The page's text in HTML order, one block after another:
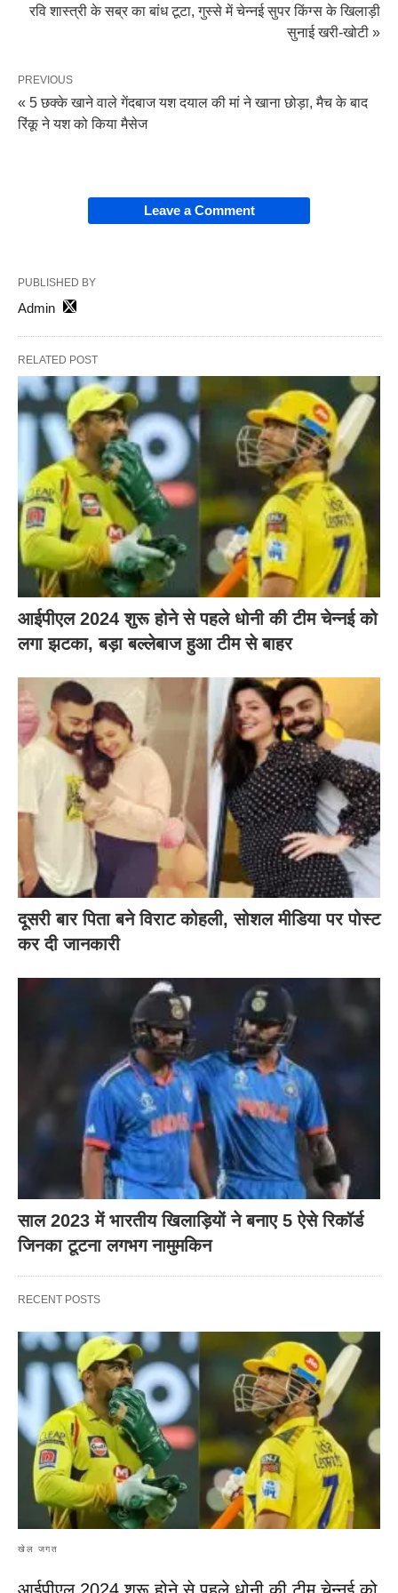
रवि शास्त्री के सब्र का बांध टूटा, गुस्से में चेन्नई सुपर किंग्स के खिलाड़ी
सुनाई खरी-खोटी »
PREVIOUS
« 5 छक्के खाने वाले गेंदबाज यश दयाल की मां ने खाना छोड़ा, मैच के बाद
रिंकू ने यश को किया मैसेज
Leave a Comment
PUBLISHED BY
Admin
RELATED POST
आईपीएल 2024 शुरू होने से पहले धोनी की टीम चेन्नई को
लगा झटका, बड़ा बल्लेबाज हुआ टीम से बाहर
दूसरी बार‌ पिता बने विराट कोहली, सोशल मीडिया पर पोस्ट
कर दी‌ जानकारी
साल 2023 में भारतीय खिलाड़ियों ने बनाए 5 ऐसे रिकॉर्ड
जिनका टूटना लगभग नामुमकिन
RECENT POSTS
खेल जगत
आईपीएल 2024 शुरू होने से पहले धोनी की टीम चेन्नई को